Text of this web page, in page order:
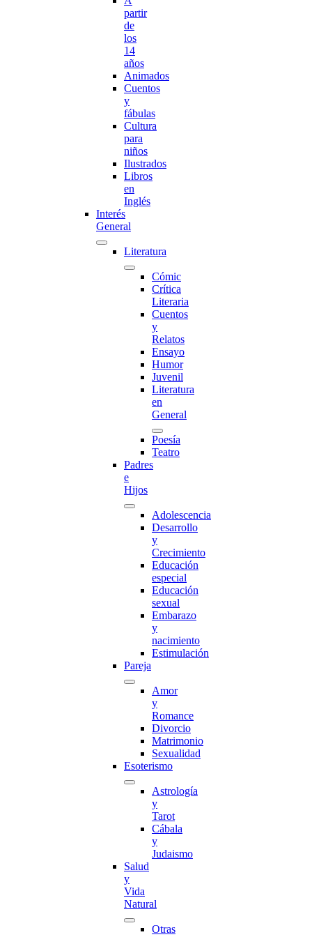
partir
de
los
14
años
Animados
Cuentos
y
fábulas
Cultura
para
niños
Ilustrados
Libros
en
Inglés
Interés
General
Literatura
Cómic
Crítica
Literaria
Cuentos
y
Relatos
Ensayo
Humor
Juvenil
Literatura
en
General
Poesía
Teatro
Padres
e
Hijos
Adolescencia
Desarrollo
y
Crecimiento
Educación
especial
Educación
sexual
Embarazo
y
nacimiento
Estimulación
Pareja
Amor
y
Romance
Divorcio
Matrimonio
Sexualidad
Esoterismo
Astrología
y
Tarot
Cábala
y
Judaismo
Salud
y
Vida
Natural
Otras